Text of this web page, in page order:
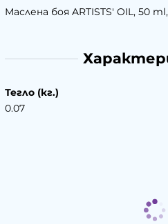
Маслена боя ARTISTS' OIL, 50
Тегло (кг.)
0.07